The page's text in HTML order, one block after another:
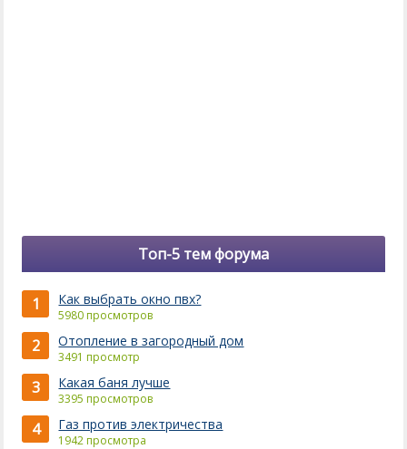
Топ-5 тем форума
1 Как выбрать окно пвх?
5980 просмотров
2 Отопление в загородный дом
3491 просмотр
3 Какая баня лучше
3395 просмотров
4 Газ против электричества
1942 просмотра